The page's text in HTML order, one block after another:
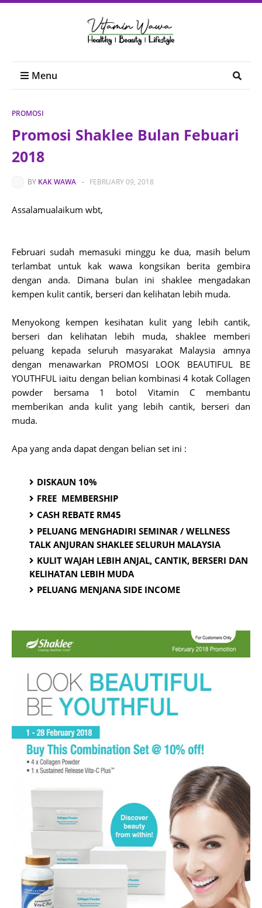
Menu
PROMOSI
Promosi Shaklee Bulan Febuari
2018
BY KAK WAWA - FEBRUARY 09, 2018
Assalamualaikum wbt,
Februari sudah memasuki minggu ke dua, masih belum
terlambat untuk kak wawa kongsikan berita gembira
dengan anda. Dimana bulan ini shaklee mengadakan
kempen kulit cantik, berseri dan kelihatan lebih muda.
Menyokong kempen kesihatan kulit yang lebih cantik,
berseri dan kelihatan lebih muda, shaklee memberi
peluang kepada seluruh masyarakat Malaysia amnya
dengan menawarkan PROMOSI LOOK BEAUTIFUL BE
YOUTHFUL iaitu dengan belian kombinasi 4 kotak Collagen
powder bersama 1 botol Vitamin C membantu
memberikan anda kulit yang lebih cantik, berseri dan
muda.
Apa yang anda dapat dengan belian set ini :
DISKAUN 10%
FREE MEMBERSHIP
CASH REBATE RM45
PELUANG MENGHADIRI SEMINAR / WELLNESS
TALK ANJURAN SHAKLEE SELURUH MALAYSIA
KULIT WAJAH LEBIH ANJAL, CANTIK, BERSERI DAN
KELIHATAN LEBIH MUDA
PELUANG MENJANA SIDE INCOME